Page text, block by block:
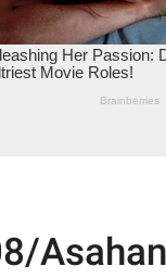
Asahan